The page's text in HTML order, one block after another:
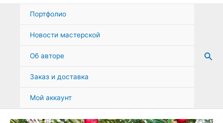
Портфолио
Новости мастерской
Об авторе
Заказ и доставка
Мой аккаунт